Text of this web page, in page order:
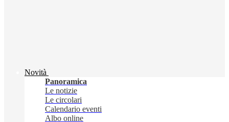
Novità
Panoramica
Le notizie
Le circolari
Calendario eventi
Albo online